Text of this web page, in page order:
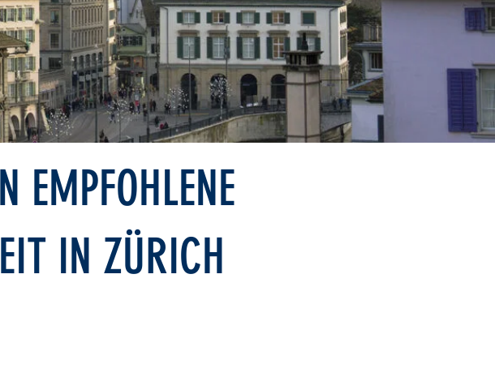
EMPFOHLENE
IN ZÜRICH